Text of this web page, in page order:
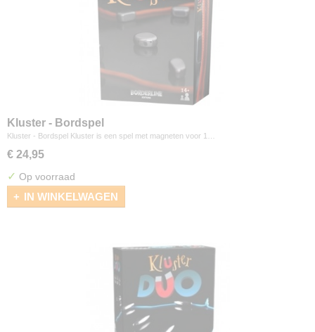
Kluster - Bordspel
Kluster - Bordspel Kluster is een spel met magneten voor 1…
€ 24,95
✓ Op voorraad
IN WINKELWAGEN